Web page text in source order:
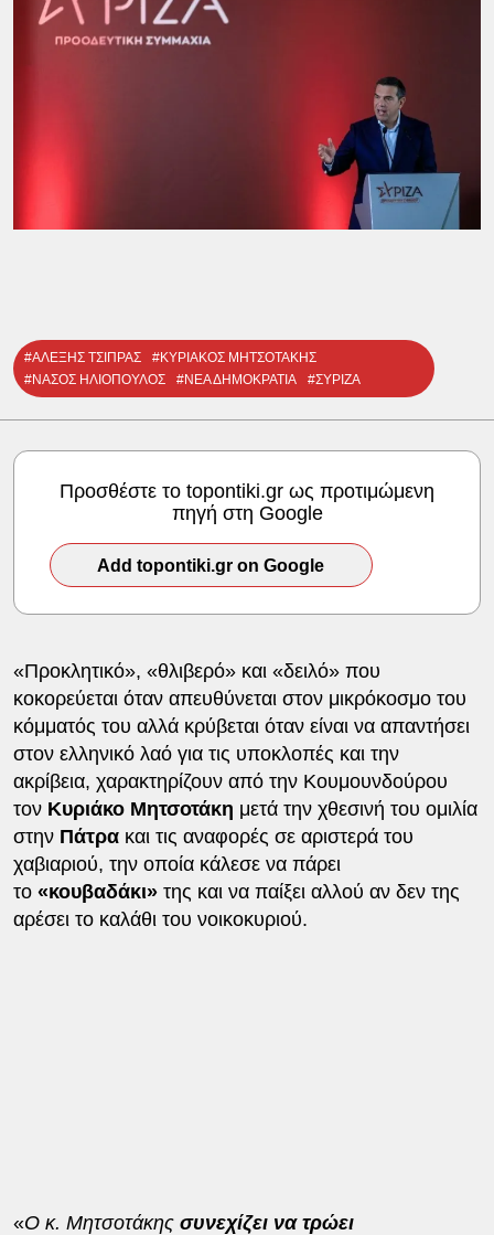
#ΑΛΕΞΗΣ ΤΣΙΠΡΑΣ
#ΚΥΡΙΑΚΟΣ ΜΗΤΣΟΤΑΚΗΣ
#ΝΑΣΟΣ ΗΛΙΟΠΟΥΛΟΣ
#ΝΕΑ ΔΗΜΟΚΡΑΤΙΑ #ΣΥΡΙΖΑ
Προσθέστε το topontiki.gr ως προτιμώμενη
πηγή στη Google
Add topontiki.gr on Google
«Προκλητικό», «θλιβερό» και «δειλό» που
κοκορεύεται όταν απευθύνεται στον μικρόκοσμο του
κόμματός του αλλά κρύβεται όταν είναι να απαντήσει
στον ελληνικό λαό για τις υποκλοπές και την
ακρίβεια, χαρακτηρίζουν από την Κουμουνδούρου
τον Κυριάκο Μητσοτάκη μετά την χθεσινή του ομιλία
στην Πάτρακαι τις αναφορές σε αριστερά του
χαβιαριού, την οποία κάλεσε να πάρει
το «κουβαδάκι»της και να παίξει αλλού αν δεν της
αρέσει το καλάθι του νοικοκυριού.
«Ο κ. Μητσοτάκης συνεχίζει να τρώει